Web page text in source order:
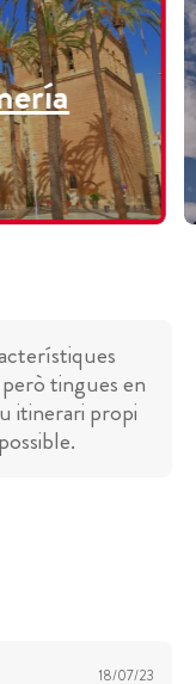
tingues en
itinerari propi
18/07/23